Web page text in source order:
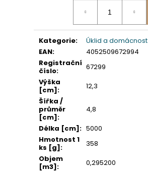
Kategorie:
Úklid a domácnost
EAN:
4052509672994
Registrační
číslo:
67299
Výška
[cm]:
12,3
Šířka /
průměr
[cm]:
4,8
Délka [cm]: 5000
Hmotnost 1
ks [g]:
358
Objem
[m3]:
0,295200
ETIKETY SAMOLEPICÍ 70X37 MM POTISK